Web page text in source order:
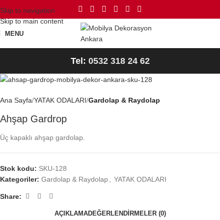
Skip to navigation
Skip to main content
MENU
Tel: 0532 318 24 62
Ana Sayfa YATAK ODALARI Gardolap & Raydolap
Ahşap Gardrop
Üç kapaklı ahşap gardolap.
Stok kodu: SKU-128
Kategoriler: Gardolap & Raydolap, YATAK ODALARI
Share:
AÇIKLAMADEĞERLENDIRMELER (0)